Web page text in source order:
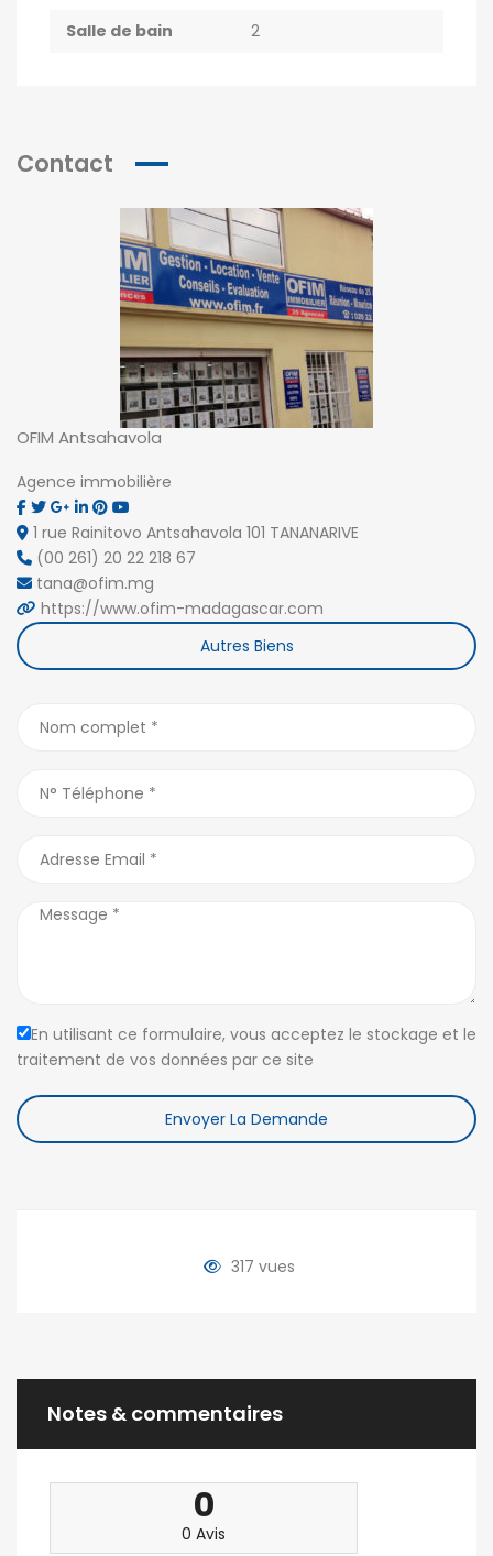
Salle de bain
2
Contact
OFIM Antsahavola
Agence immobilière
1 rue Rainitovo Antsahavola 101 TANANARIVE
(00 261) 20 22 218 67
tana@ofim.mg
https://www.ofim-madagascar.com
Autres Biens
En utilisant ce formulaire, vous acceptez le stockage et le
traitement de vos données par ce site
Envoyer La Demande
317 vues
Notes & commentaires
0
0 Avis